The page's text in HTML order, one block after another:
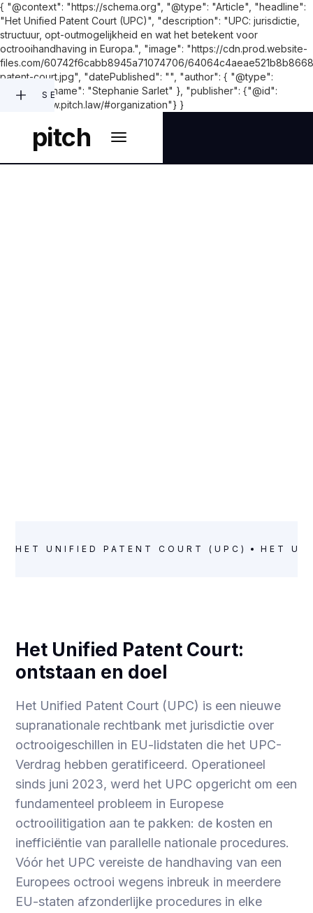
{ "@context": "https://schema.org", "@type": "Article", "headline":
"Het Unified Patent Court (UPC)", "description": "UPC: jurisdictie,
structuur, opt-outmogelijkheid en wat het betekent voor
octrooihandhaving in Europa.", "image": "https://cdn.prod.website-
files.com/60742f6cabb8945a71074706/
patent-court.jpg", "datePublished": "", "author": { "@type":
"Person", "name": "Stephanie Sarlet" }, "publisher": {"@id":
"https://www.pitch.law/#organization"} }
pitch
SEARCH
HET UNIFIED PATENT COURT (UPC) HET
Het Unified Patent Court:
ontstaan en doel
Het Unified Patent Court (UPC) is een nieuwe
supranationale rechtbank met jurisdictie over
octrooigeschillen in EU-lidstaten die het UPC-
Verdrag hebben geratificeerd. Operationeel
sinds juni 2023, werd het UPC opgericht om een
fundamenteel probleem in Europese
octrooilitigation aan te pakken: de kosten en
inefficiëntie van parallelle nationale procedures.
Vóór het UPC vereiste de handhaving van een
Europees octrooi wegens inbreuk in meerdere
EU-staten afzonderlijke procedures in elke